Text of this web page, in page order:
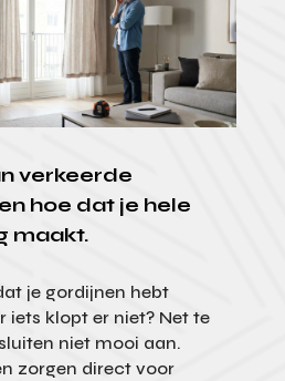
verkeerde
hoe dat je hele
maakt.
je gordijnen hebt
iets klopt er niet? Net te
niet mooi aan.
zorgen direct voor